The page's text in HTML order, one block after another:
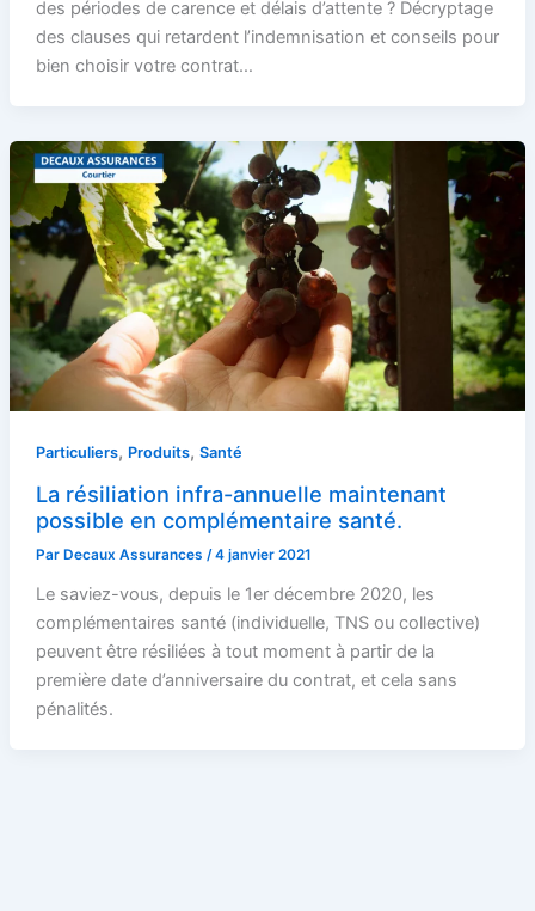
des périodes de carence et délais d’attente ? Décryptage
des clauses qui retardent l’indemnisation et conseils pour
bien choisir votre contrat…
Particuliers, Produits, Santé
La résiliation infra-annuelle maintenant
possible en complémentaire santé.
Par Decaux Assurances /4 janvier 2021
Le saviez-vous, depuis le 1er décembre 2020, les
complémentaires santé (individuelle, TNS ou collective)
peuvent être résiliées à tout moment à partir de la
première date d’anniversaire du contrat, et cela sans
pénalités.